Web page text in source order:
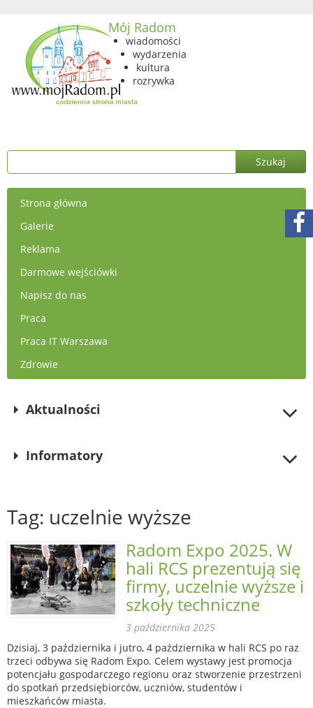
Mój Radom
wiadomości
wydarzenia
kultura
rozrywka
Strona główna
Galerie
Reklama
Darmowe wejściówki
Napisz do nas
Praca
Praca IT Warszawa
Zdrowie
Aktualności
Informatory
Tag: uczelnie wyższe
Radom Expo 2025. W
hali RCS prezentują się
firmy, uczelnie wyższe i
szkoły techniczne
3 października 2025
Dzisiaj, 3 października i jutro, 4 października w hali RCS po raz
trzeci odbywa się Radom Expo. Celem wystawy jest promocja
potencjału gospodarczego regionu oraz stworzenie przestrzeni
do spotkań przedsiębiorców, uczniów, studentów i
mieszkańców miasta.